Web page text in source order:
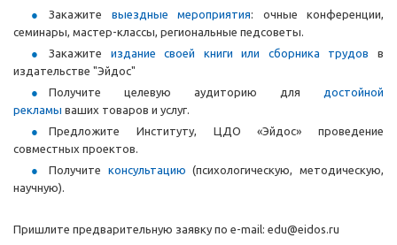
Закажите выездные мероприятия: очные конференции,
семинары, мастер-классы, региональные педсоветы.
Закажите издание своей книги или сборника трудов
в
издательстве "Эйдос"
Получите целевую аудиторию для достойной
рекламы ваших товаров и услуг.
Предложите Институту, ЦДО «Эйдос» проведение
совместных проектов.
Получите консультацию (психологическую, методическую,
научную).
Пришлите предварительную заявку по e-mail: edu@eidos.ru